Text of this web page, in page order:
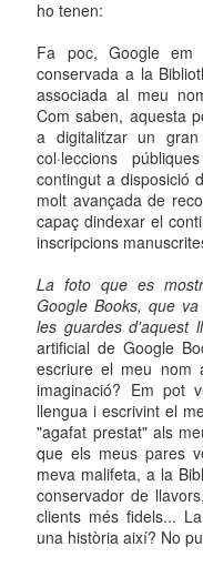
ho tenen:
Fa poc, Google
conservada a la
associada al meu
Com saben, aquesta
a digitalitzar un
col·leccions
contingut a disposició
molt avançada de
capaç dindexar el
inscripcions
La foto que es
Google Books, que
les guardes d'aquest
artificial de Google
escriure el meu nom
imaginació? Em pot
llengua i escrivint el
"agafat prestat" als
que els meus pares
meva malifeta, a la
conservador de
clients més fidels...
una història així? No